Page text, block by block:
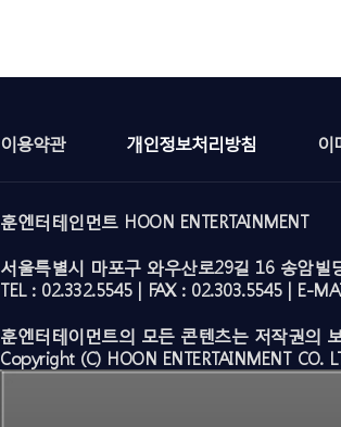
이용약관 개인정보처리방침 이
훈엔터테인먼트 HOON ENTERTAINMENT
서울특별시 마포구 와우산로29길 16 송암빌
TEL : 02.332.5545 | FAX : 02.303.5545 | E-
훈엔터테이먼트의 모든 콘텐츠는 저작권의
Copyright (C) HOON ENTERTAINMENT CO.